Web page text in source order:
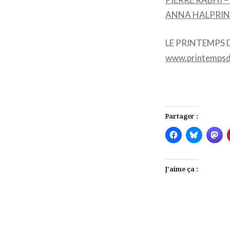
ANNA HALPRIN
LE PRINTEMPS
Partager :
J’aime ça :